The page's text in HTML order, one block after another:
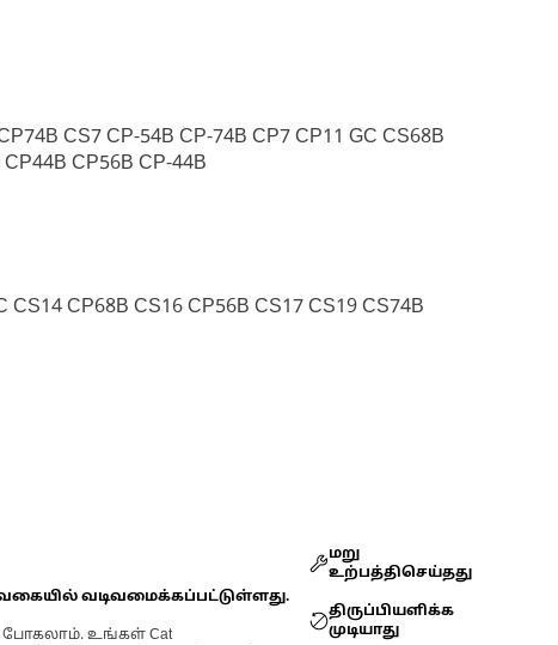
CS7 CP-54B CP-74B CP7 CP11 GC CS68B
CP56B CP-44B
CP68B CS16 CP56B CS17 CS19 CS74B
வடிவமைக்கப்பட்டுள்ளது.
போகலாம். உங்கள் Cat
மறு
உற்பத்திசெய்தது
திருப்பியளிக்க
முடியாது